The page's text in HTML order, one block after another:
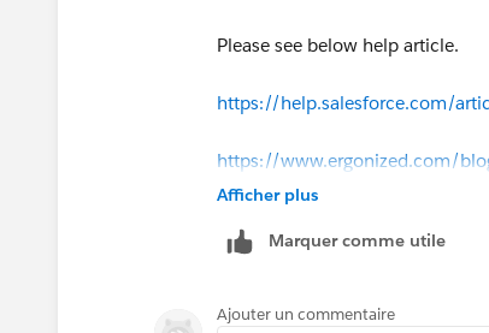
Please see below help article.
https://help.salesforce.com/
https://www.ergonized.com/
Afficher plus
Marquer comme utile
Ajouter un commentaire